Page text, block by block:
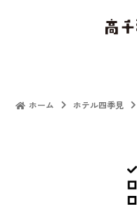
ホーム ホテル四季見